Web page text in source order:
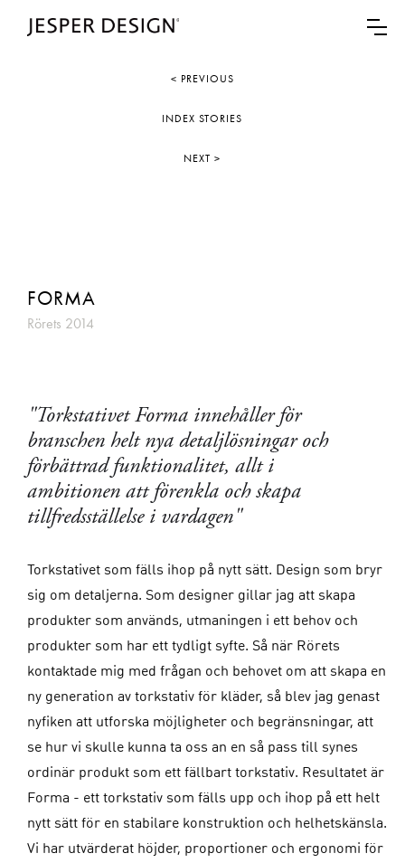
< PREVIOUS
INDEX STORIES
NEXT >
FORMA
Rörets 2014
"Torkstativet Forma innehåller för
branschen helt nya detaljlösningar och
förbättrad funktionalitet, allt i
ambitionen att förenkla och skapa
tillfredsställelse i vardagen"
Torkstativet som fälls ihop på nytt sätt. Design som bryr
sig om detaljerna. Som designer gillar jag att skapa
produkter som används, utmaningen i ett behov och
produkter som har ett tydligt syfte. Så när Rörets
kontaktade mig med frågan och behovet om att skapa en
ny generation av torkstativ för kläder, så blev jag genast
nyfiken att utforska möjligheter och begränsningar, att
se hur vi skulle kunna ta oss an en så pass till synes
ordinär produkt som ett fällbart torkstativ. Resultatet är
Forma - ett torkstativ som fälls upp och ihop på ett helt
nytt sätt för en stabilare konstruktion och helhetskänsla.
Vi har utvärderat höjder, proportioner och ergonomi för